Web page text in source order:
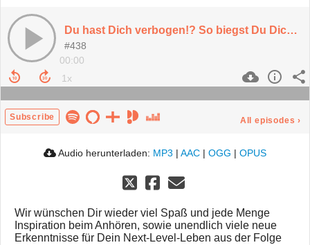
Du hast Dich verbogen!? So biegst Du Dich wieder um!
#438
00:00
Subscribe All episodes ›
Audio herunterladen: MP3 | AAC | OGG | OPUS
Wir wünschen Dir wieder viel Spaß und jede Menge
Inspiration beim Anhören, sowie unendlich viele neue
Erkenntnisse für Dein Next-Level-Leben aus der Folge